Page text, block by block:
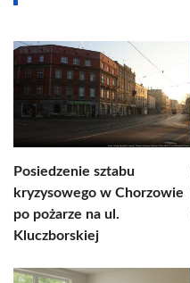
Posiedzenie sztabu
kryzysowego w Chorzowie
po pożarze na ul.
Kluczborskiej